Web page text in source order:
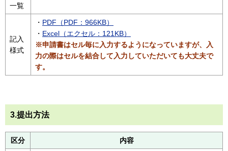
一覧
記入
様式
・ PDF（PDF：966KB）
・ Excel（エクセル：121KB）
※申請書はセル毎に入力するようになっていますが、入
力の際はセルを結合して入力していただいても大丈夫で
す。
3.提出方法
区分 内容